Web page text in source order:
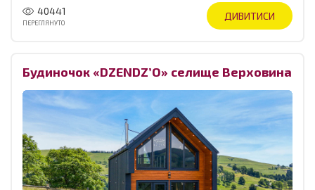
40441
ПЕРЕГЛЯНУТО
ДИВИТИСИ
Будиночок «DZENDZ’O» селище Верховина